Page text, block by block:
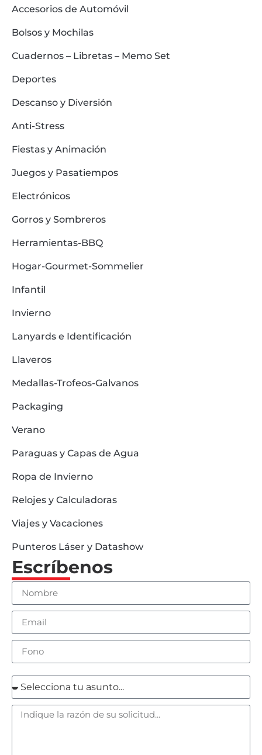
Accesorios de Automóvil
Bolsos y Mochilas
Cuadernos – Libretas – Memo Set
Deportes
Descanso y Diversión
Anti-Stress
Fiestas y Animación
Juegos y Pasatiempos
Electrónicos
Gorros y Sombreros
Herramientas-BBQ
Hogar-Gourmet-Sommelier
Infantil
Invierno
Lanyards e Identificación
Llaveros
Medallas-Trofeos-Galvanos
Packaging
Verano
Paraguas y Capas de Agua
Ropa de Invierno
Relojes y Calculadoras
Viajes y Vacaciones
Punteros Láser y Datashow
Escríbenos